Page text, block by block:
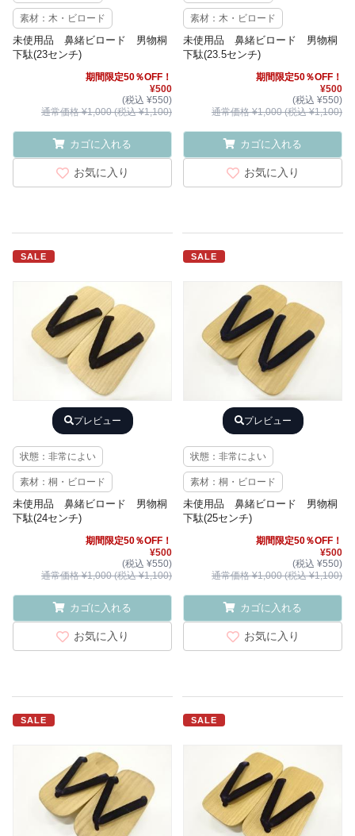
素材：木・ビロード
未使用品 鼻緒ビロード 男物桐
下駄(23センチ)
期間限定50％OFF！
¥500
(税込 ¥550)
通常価格 ¥1,000 (税込 ¥1,100)
カゴに入れる
お気に入り
素材：木・ビロード
未使用品 鼻緒ビロード 男物桐
下駄(23.5センチ)
期間限定50％OFF！
¥500
(税込 ¥550)
通常価格 ¥1,000 (税込 ¥1,100)
カゴに入れる
お気に入り
SALE
プレビュー
状態：非常によい
素材：桐・ビロード
未使用品 鼻緒ビロード 男物桐
下駄(24センチ)
期間限定50％OFF！
¥500
(税込 ¥550)
通常価格 ¥1,000 (税込 ¥1,100)
カゴに入れる
お気に入り
SALE
プレビュー
状態：非常によい
素材：桐・ビロード
未使用品 鼻緒ビロード 男物桐
下駄(25センチ)
期間限定50％OFF！
¥500
(税込 ¥550)
通常価格 ¥1,000 (税込 ¥1,100)
カゴに入れる
お気に入り
SALE SALE